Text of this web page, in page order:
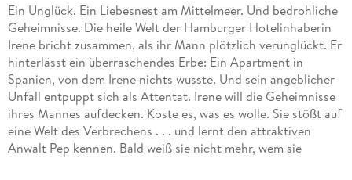
Ein Unglück. Ein Liebesnest am Mittelmeer. Und bedrohliche
Geheimnisse. Die heile Welt der Hamburger Hotelinhaberin
Irene bricht zusammen, als ihr Mann plötzlich verunglückt. Er
hinterlässt ein überraschendes Erbe: Ein Apartment in
Spanien, von dem Irene nichts wusste. Und sein angeblicher
Unfall entpuppt sich als Attentat. Irene will die Geheimnisse
ihres Mannes aufdecken. Koste es, was es wolle. Sie stößt auf
eine Welt des Verbrechens . . . und lernt den attraktiven
Anwalt Pep kennen. Bald weiß sie nicht mehr, wem sie